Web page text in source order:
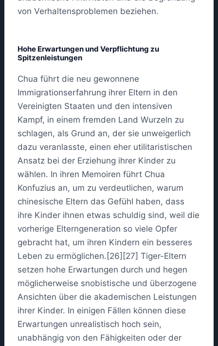
von Verhaltensproblemen beziehen.
Hohe Erwartungen und Verpflichtung zu
Spitzenleistungen
Chua führt die neu gewonnene
Immigrationserfahrung ihrer Eltern in den
Vereinigten Staaten und den intensiven
Kampf, in einem fremden Land Wurzeln zu
schlagen, als Grund an, der sie unweigerlich
dazu veranlasste, einen eher utilitaristischen
Ansatz bei der Erziehung ihrer Kinder zu
wählen. In ihren Memoiren führt Chua
Konfuzius an, um zu verdeutlichen, warum
chinesische Eltern das Gefühl haben, dass
ihre Kinder ihnen etwas schuldig sind, weil die
vorherige Elterngeneration so viele Opfer
gebracht hat, um ihren Kindern ein besseres
Leben zu ermöglichen.[26][27] Tiger-Eltern
setzen hohe Erwartungen durch und hegen
möglicherweise snobistische und überzogene
Ansichten über die akademischen Leistungen
ihrer Kinder. In einigen Fällen können diese
Erwartungen unrealistisch hoch sein,
unabhängig von den Fähigkeiten oder der